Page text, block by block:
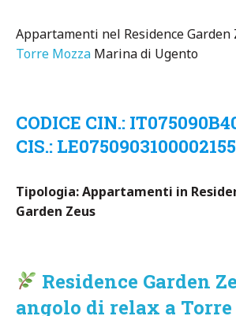
Appartamenti nel Residence
Torre Mozza Marina di Ugento
CODICE CIN.:
CIS.:
Tipologia: Appartamenti in
Garden Zeus
Residence Garden
angolo di relax a Torre